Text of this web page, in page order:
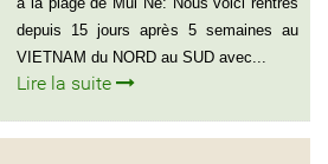
depuis 15 jours après 5 semaines au
VIETNAM du NORD au SUD avec...
Lire la suite